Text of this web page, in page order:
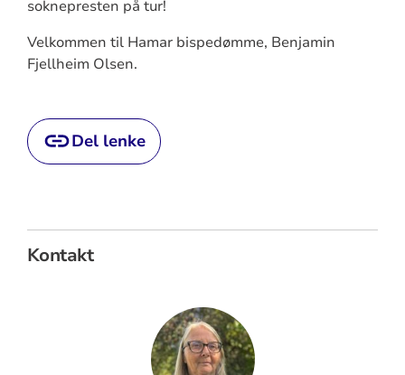
soknepresten på tur!
Velkommen til Hamar bispedømme, Benjamin
Fjellheim Olsen.
Del lenke
Kontakt